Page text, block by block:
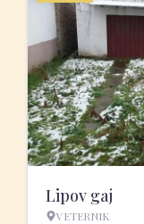
Lipov gaj
VETERNIK